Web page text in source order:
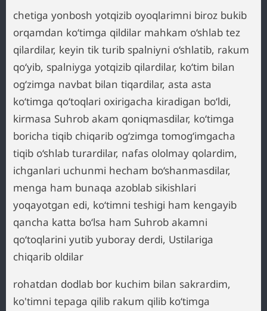
chetiga yonbosh yotqizib oyoqlarimni biroz bukib
orqamdan ko‘timga qildilar mahkam o‘shlab tez
qilardilar, keyin tik turib spalniyni o‘shlatib, rakum
qo‘yib, spalniyga yotqizib qilardilar, ko‘tim bilan
og‘zimga navbat bilan tiqardilar, asta asta
ko‘timga qo‘toqlari oxirigacha kiradigan bo‘ldi,
kirmasa Suhrob akam qoniqmasdilar, ko‘timga
boricha tiqib chiqarib og‘zimga tomog‘imgacha
tiqib o‘shlab turardilar, nafas ololmay qolardim,
ichganlari uchunmi hecham bo‘shanmasdilar,
menga ham bunaqa azoblab sikishlari
yoqayotgan edi, ko‘timni teshigi ham kengayib
qancha katta bo‘lsa ham Suhrob akamni
qo‘toqlarini yutib yuboray derdi, Ustilariga
chiqarib oldilar
rohatdan dodlab bor kuchim bilan sakrardim,
ko'timni tepaga qilib rakum qilib ko‘timga